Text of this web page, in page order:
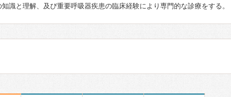
識と理解、及び重要呼吸器疾患の臨床経験により専門的な診療をする。